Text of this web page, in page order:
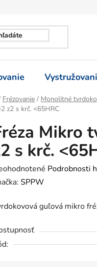
Frézovanie / Monolitné
z2 s krč. <65HRC
Mikro
s krč.
Podrobnosti
SPPW
guľová mikro